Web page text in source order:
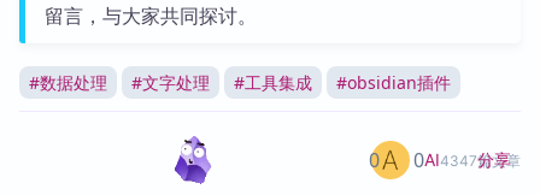
留言，与大家共同探讨。
#数据处理 #文字处理 #工具集成 #obsidian插件
AI4347篇文章
0 0 分享